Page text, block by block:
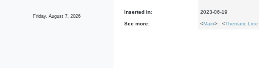
Friday, August 7, 2026
Inserted in: 2023-06-19
See more: <Main> <Thematic